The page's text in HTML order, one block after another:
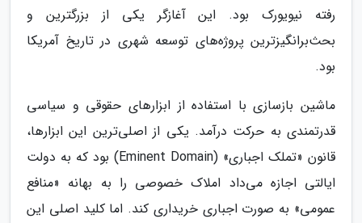
رفته نیویورک بود. این آغازگر یکی از بزرگترین و
بحث‌برانگیزترین پروژه‌های توسعه شهری در تاریخ آمریکا
بود.
ماشین بازسازی با استفاده از ابزارهای حقوقی و سیاسی
قدرتمندی به حرکت درآمد. یکی از اصلی‌ترین این ابزارها،
قانون «تملک اجباری» (Eminent Domain) بود که به دولت
ایالتی اجازه می‌داد املاک خصوصی را به بهانه «منافع
عمومی» به صورت اجباری خریداری کند. اما کلید اصلی این